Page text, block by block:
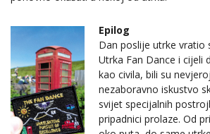
Epilog
Dan poslije utrke vratio
Utrka Fan Dance i cijeli
kao civila, bili su
nezaboravno iskustvo
svijet specijalnih
pripadnici prolaze. Od